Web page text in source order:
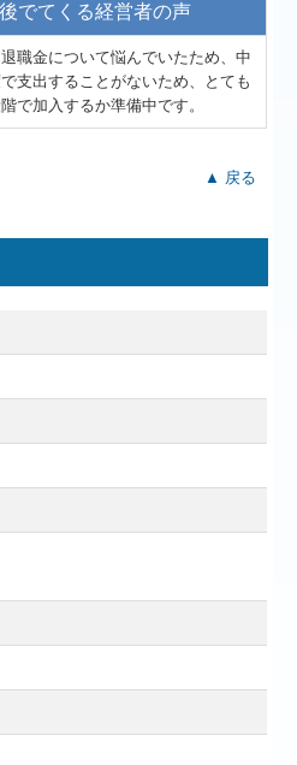
でてくる経営者の声
職金について悩んでいたため、中
支出することがないため、とても
で加入するか準備中です。
▲ 戻る